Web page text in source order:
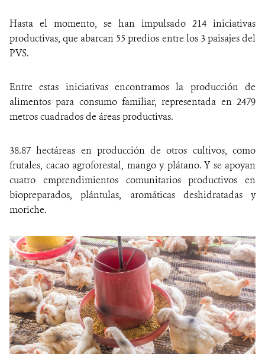
Hasta el momento, se han impulsado 214 iniciativas
productivas, que abarcan 55 predios entre los 3 paisajes del
PVS.
Entre estas iniciativas encontramos la producción de
alimentos para consumo familiar, representada en 2479
metros cuadrados de áreas productivas.
38.87 hectáreas en producción de otros cultivos, como
frutales, cacao agroforestal, mango y plátano. Y se apoyan
cuatro emprendimientos comunitarios productivos en
biopreparados, plántulas, aromáticas deshidratadas y
moriche.